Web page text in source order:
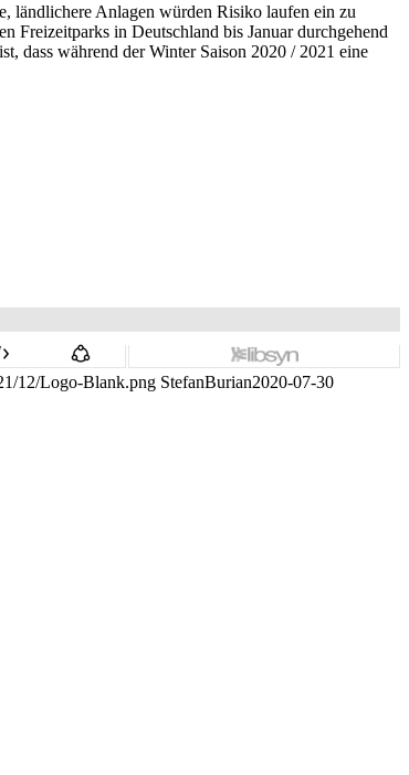
ländlichere Anlagen würden Risiko laufen ein zu
Freizeitparks in Deutschland bis Januar durchgehend
dass während der Winter Saison 2020 / 2021 eine
12/Logo-Blank.png StefanBurian2020-07-30